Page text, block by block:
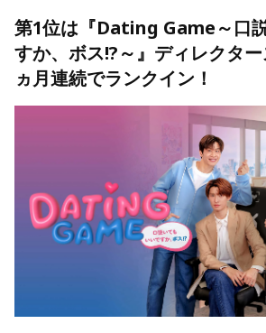
第1位は『Dating Game～口
すか、ボス!?～』ディレクタ
ヵ月連続でランクイン！